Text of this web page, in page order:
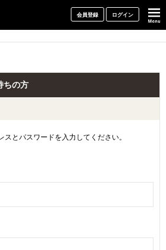
会員登録 ログイン
ちの方
とパスワードを入力してください。